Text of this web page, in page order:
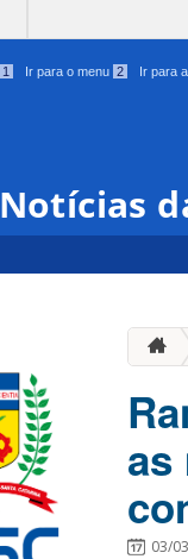
1 Ir para o menu 2 Ir para
Notícias
as
03/